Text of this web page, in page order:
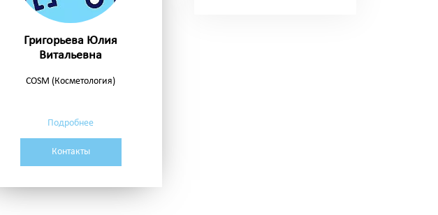
Григорьева Юлия
Витальевна
COSM (Косметология)
Подробнее
Контакты